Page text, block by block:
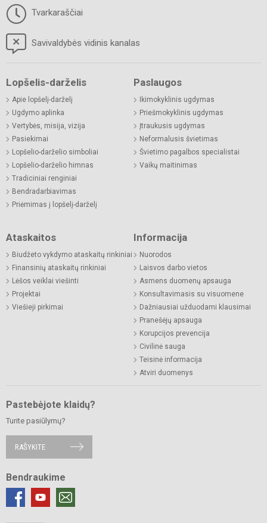
Tvarkaraščiai
Savivaldybės vidinis kanalas
Lopšelis-darželis
Apie lopšelį-darželį
Ugdymo aplinka
Vertybės, misija, vizija
Pasiekimai
Lopšelio-darželio simboliai
Lopšelio-darželio himnas
Tradiciniai renginiai
Bendradarbiavimas
Priėmimas į lopšelį-darželį
Paslaugos
Ikimokyklinis ugdymas
Priešmokyklinis ugdymas
Įtraukusis ugdymas
Neformalusis švietimas
Švietimo pagalbos specialistai
Vaikų maitinimas
Ataskaitos
Biudžeto vykdymo ataskaitų rinkiniai
Finansinių ataskaitų rinkiniai
Lėšos veiklai viešinti
Projektai
Viešieji pirkimai
Informacija
Nuorodos
Laisvos darbo vietos
Asmens duomenų apsauga
Konsultavimasis su visuomene
Dažniausiai užduodami klausimai
Pranešėjų apsauga
Korupcijos prevencija
Civilinė sauga
Teisinė informacija
Atviri duomenys
Pastebėjote klaidų?
Turite pasiūlymų?
RAŠYKITE
Bendraukime